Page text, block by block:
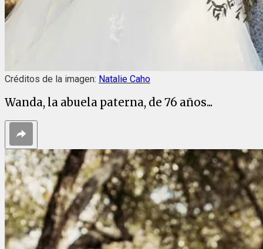
Créditos de la imagen: Natalie Caho
Wanda, la abuela paterna, de 76 años...